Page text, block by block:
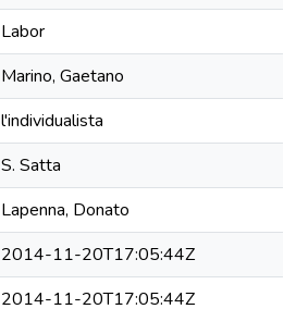
Labor
Marino, Gaetano
l'individualista
S. Satta
Lapenna, Donato
2014-11-20T17:05:44Z
2014-11-20T17:05:44Z